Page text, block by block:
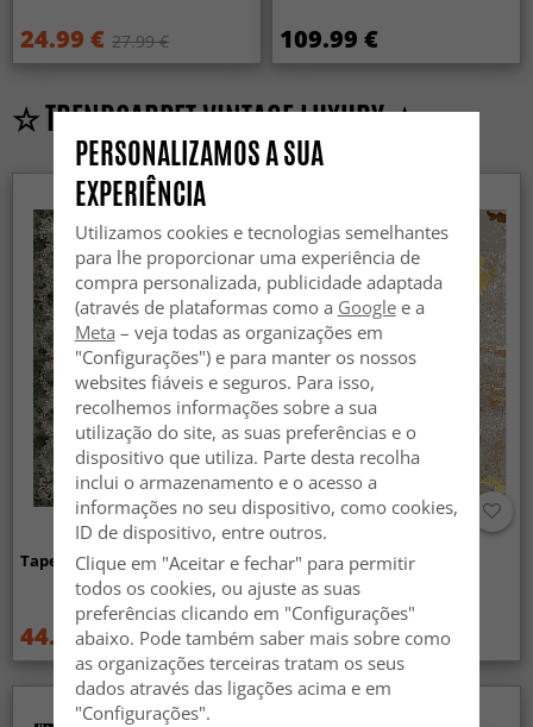
24.99 € 27.99 € 109.99 €
☆ TRENDCARPET VINTAGE LUXURY ☆
Tapete Wilton - Taknis (verde)
44.99 € 59.99 €
Tapete Wilton - Elena
(bege/dourado)
44.99 € 59.99 €
PERSONALIZAMOS A SUA
EXPERIÊNCIA
Utilizamos cookies e tecnologias semelhantes
para lhe proporcionar uma experiência de
compra personalizada, publicidade adaptada
(através de plataformas como a Googlee a
Meta – veja todas as organizações em
"Configurações") e para manter os nossos
websites fiáveis e seguros. Para isso,
recolhemos informações sobre a sua
utilização do site, as suas preferências e o
dispositivo que utiliza. Parte desta recolha
inclui o armazenamento e o acesso a
informações no seu dispositivo, como cookies,
ID de dispositivo, entre outros.
Clique em "Aceitar e fechar" para permitir
todos os cookies, ou ajuste as suas
preferências clicando em "Configurações"
abaixo. Pode também saber mais sobre como
as organizações terceiras tratam os seus
dados através das ligações acima e em
"Configurações".